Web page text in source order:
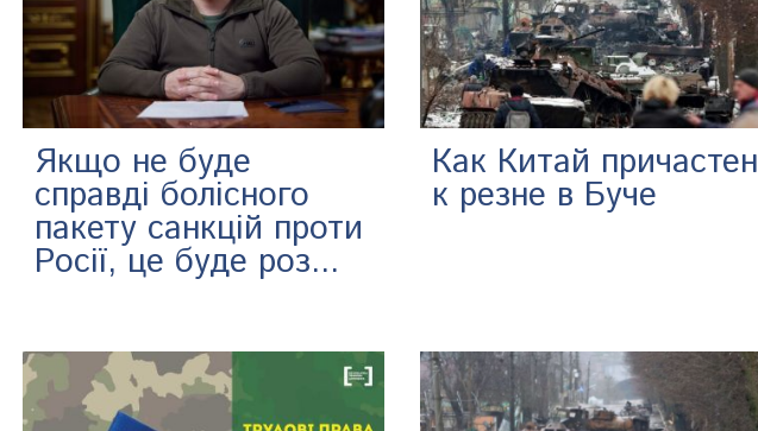
Якщо не буде
справді болісного
пакету санкцій проти
Росії, це буде роз...
Как Китай причастен
к резне в Буче